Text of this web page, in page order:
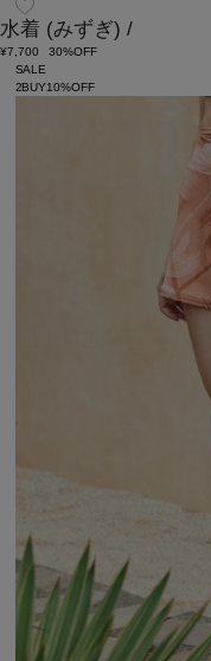
水着 (みずぎ) /
¥7,700
30%OFF
SALE
2BUY10%OFF